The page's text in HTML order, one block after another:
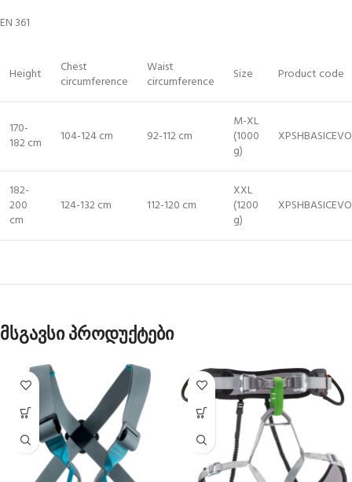
EN 361
Height
Chest
circumference
Waist
circumference
Size Product code
170-
182 cm
104-124 cm 92-112 cm
M-XL
(1000
g)
182-
200
cm
124-132 cm 112-120 cm
XXL
(1200
g)
მსგავსი პროდუქტები